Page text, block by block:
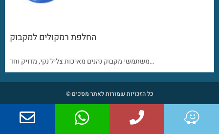
החלפת רמקולים למקבוק
משתמשי מקבוק נהנים מאיכות צליל נקי, מדויק וחד…
כל הזכויות שמורות לאתר מסכים ©